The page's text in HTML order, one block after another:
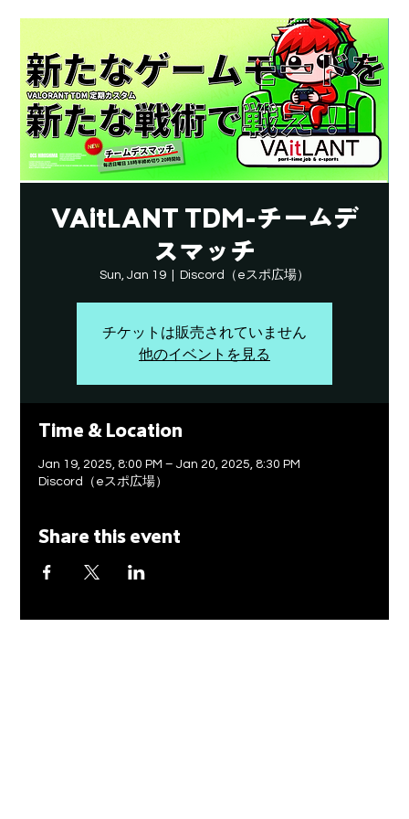
VAitLANT TDM-チームデ
スマッチ
Sun, Jan 19 Discord（eスポ広場）
チケットは販売されていません
他のイベントを見る
Time & Location
Jan 19, 2025, 8:00 PM – Jan 20, 2025, 8:30 PM
Discord（eスポ広場）
Share this event